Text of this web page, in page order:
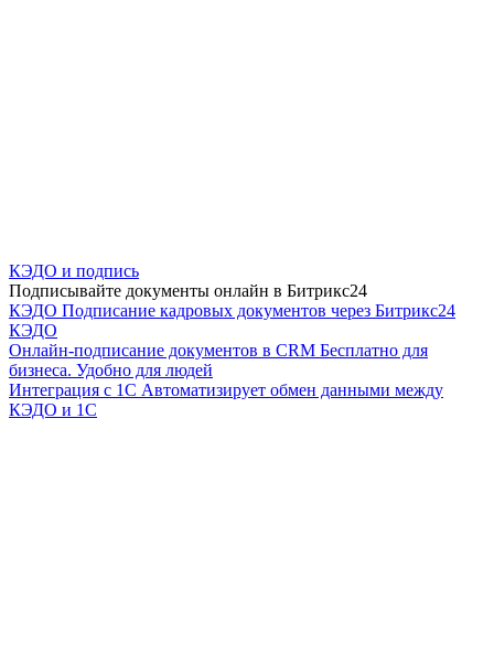
КЭДО и подпись
Подписывайте документы онлайн в Битрикс24
КЭДО Подписание кадровых документов через Битрикс24
КЭДО
Онлайн-подписание документов в CRM Бесплатно для
бизнеса. Удобно для людей
Интеграция с 1С Автоматизирует обмен данными между
КЭДО и 1С